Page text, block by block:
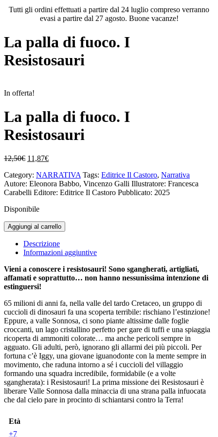
Tutti gli ordini effettuati a partire dal 24 luglio compreso verranno
evasi a partire dal 27 agosto. Buone vacanze!
La palla di fuoco. I
Resistosauri
In offerta!
La palla di fuoco. I
Resistosauri
12,50€ Il
originale
era:
12,50€.
11,87€Il
attuale
è:
11,87€.
Category: NARRATIVA Tags: Editrice Il Castoro, Narrativa
Autore: Eleonora Babbo, Vincenzo Galli Illustratore: Francesca
Carabelli Editore: Editrice Il Castoro Pubblicato: 2025
Disponibile
La
palla
fuoco.
Resistosauri
quantità
Aggiungi al carrello
Descrizione
Informazioni aggiuntive
Vieni a conoscere i resistosauri! Sono sgangherati, artigliati,
affamati e soprattutto… non hanno nessunissima intenzione di
estinguersi!
65 milioni di anni fa, nella valle del tardo Cretaceo, un gruppo di
cuccioli di dinosauri fa una scoperta terribile: rischiano l’estinzione!
Eppure, a valle Sonnosa, ci sono piante altissime dalle foglie
croccanti, un lago cristallino perfetto per gare di tuffi e una spiaggia
ricoperta di ammoniti colorate… ma anche pericoli sempre in
agguato. Gli adulti, però, ignorano gli allarmi dei più piccoli. Per
fortuna c’è Iggy, una giovane iguanodonte con la mente sempre in
movimento, che raduna intorno a sé i cuccioli del villaggio
formando una squadra incredibile, formidabile (e a volte
sgangherata): i Resistosauri! La prima missione dei Resistosauri è
liberare Valle Sonnosa dalla minaccia di una strana palla infuocata
che dal cielo pare in procinto di schiantarsi contro la Terra!
Età
+7